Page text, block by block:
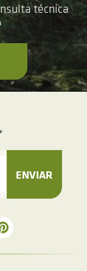
técnica
ENVIAR